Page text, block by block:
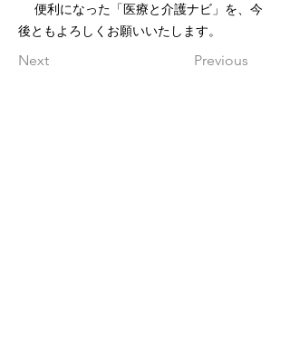
便利になった「医療と介護ナビ」を、今
後ともよろしくお願いいたします。
Next Previous